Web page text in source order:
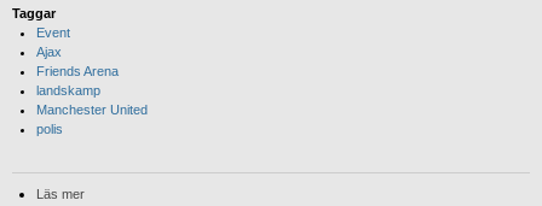
Taggar
Event
Ajax
Friends Arena
landskamp
Manchester United
polis
Läs mer